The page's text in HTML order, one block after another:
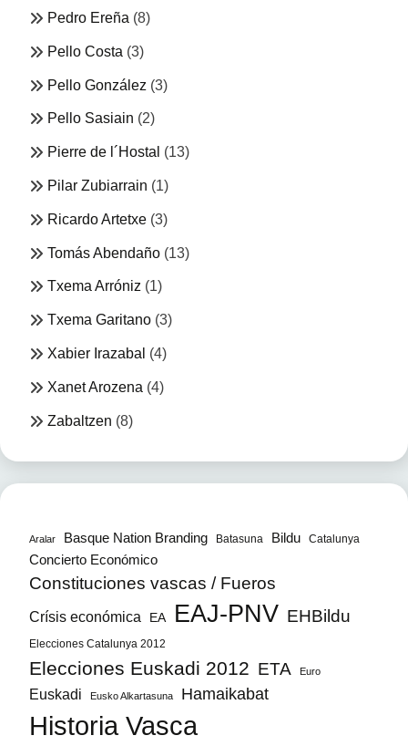
Pedro Ereña (8)
Pello Costa (3)
Pello González (3)
Pello Sasiain (2)
Pierre de l´Hostal (13)
Pilar Zubiarrain (1)
Ricardo Artetxe (3)
Tomás Abendaño (13)
Txema Arróniz (1)
Txema Garitano (3)
Xabier Irazabal (4)
Xanet Arozena (4)
Zabaltzen (8)
Aralar Basque Nation Branding Batasuna Bildu Catalunya
Concierto Económico
Constituciones vascas / Fueros
Crísis económica EA EAJ-PNV EHBildu
Elecciones Catalunya 2012
Elecciones Euskadi 2012 ETA Euro
Euskadi Eusko Alkartasuna Hamaikabat
Historia Vasca